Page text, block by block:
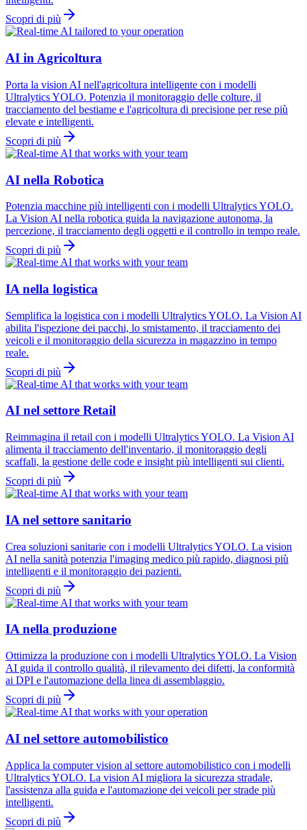
Scopri di più
AI in Agricoltura
Porta la vision AI nell'agricoltura intelligente con i modelli
Ultralytics YOLO. Potenzia il monitoraggio delle colture, il
tracciamento del bestiame e l'agricoltura di precisione per rese più
elevate e intelligenti.
Scopri di più
AI nella Robotica
Potenzia macchine più intelligenti con i modelli Ultralytics YOLO.
La Vision AI nella robotica guida la navigazione autonoma, la
percezione, il tracciamento degli oggetti e il controllo in tempo reale.
Scopri di più
IA nella logistica
Semplifica la logistica con i modelli Ultralytics YOLO. La Vision AI
abilita l'ispezione dei pacchi, lo smistamento, il tracciamento dei
veicoli e il monitoraggio della sicurezza in magazzino in tempo
reale.
Scopri di più
AI nel settore Retail
Reimmagina il retail con i modelli Ultralytics YOLO. La Vision AI
alimenta il tracciamento dell'inventario, il monitoraggio degli
scaffali, la gestione delle code e insight più intelligenti sui clienti.
Scopri di più
IA nel settore sanitario
Crea soluzioni sanitarie con i modelli Ultralytics YOLO. La vision
AI nella sanità potenzia l'imaging medico più rapido, diagnosi più
intelligenti e il monitoraggio dei pazienti.
Scopri di più
IA nella produzione
Ottimizza la produzione con i modelli Ultralytics YOLO. La Vision
AI guida il controllo qualità, il rilevamento dei difetti, la conformità
ai DPI e l'automazione della linea di assemblaggio.
Scopri di più
AI nel settore automobilistico
Applica la computer vision al settore automobilistico con i modelli
Ultralytics YOLO. La vision AI migliora la sicurezza stradale,
l'assistenza alla guida e l'automazione dei veicoli per strade più
intelligenti.
Scopri di più